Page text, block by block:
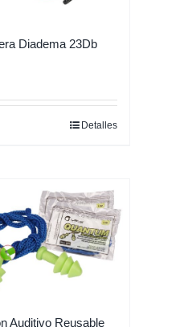
Diadema 23Db
Detalles
Auditivo Reusable